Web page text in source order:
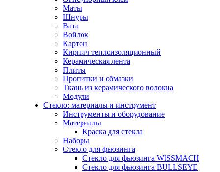
Маты
Шнуры
Вата
Войлок
Картон
Кирпич теплоизоляционный
Керамическая лента
Плиты
Пропитки и обмазки
Ткань из керамического волокна
Модули
Стекло: материалы и инструмент
Инструменты и оборудование
Материалы
Краска для стекла
Наборы
Стекло для фьюзинга
Стекло для фьюзинга WISSMACH
Стекло для фьюзинга BULLSEYE